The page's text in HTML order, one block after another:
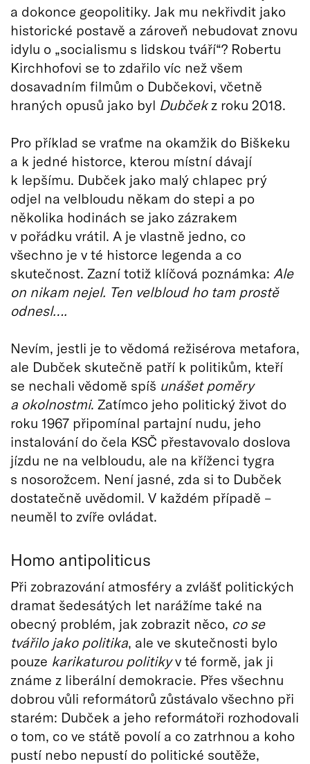
a dokonce geopolitiky. Jak mu nekřivdit jako
historické postavě a zároveň nebudovat znovu
idylu o „socialismu s lidskou tváří“? Robertu
Kirchhofovi se to zdařilo víc než všem
dosavadním filmům o Dubčekovi, včetně
hraných opusů jako byl Dubčekz roku 2018.
Pro příklad se vraťme na okamžik do Biškeku
a k jedné historce, kterou místní dávají
k lepšímu. Dubček jako malý chlapec prý
odjel na velbloudu někam do stepi a po
několika hodinách se jako zázrakem
v pořádku vrátil. A je vlastně jedno, co
všechno je v té historce legenda a co
skutečnost. Zazní totiž klíčová poznámka: Ale
on nikam nejel. Ten velbloud ho tam prostě
odnesl….
Nevím, jestli je to vědomá režisérova metafora,
ale Dubček skutečně patří k politikům, kteří
se nechali vědomě spíš unášet poměry
a okolnostmi. Zatímco jeho politický život do
roku 1967 připomínal partajní nudu, jeho
instalování do čela KSČ přestavovalo doslova
jízdu ne na velbloudu, ale na kříženci tygra
s nosorožcem. Není jasné, zda si to Dubček
dostatečně uvědomil. V každém případě –
neuměl to zvíře ovládat.
Homo antipoliticus
Při zobrazování atmosféry a zvlášť politických
dramat šedesátých let narážíme také na
obecný problém, jak zobrazit něco, co se
tvářilo jako politika, ale ve skutečnosti bylo
pouze karikaturou politikyv té formě, jak ji
známe z liberální demokracie. Přes všechnu
dobrou vůli reformátorů zůstávalo všechno při
starém: Dubček a jeho reformátoři rozhodovali
o tom, co ve státě povolí a co zatrhnou a koho
pustí nebo nepustí do politické soutěže,